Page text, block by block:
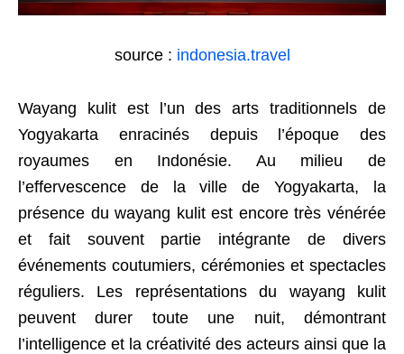
source : indonesia.travel
Wayang kulit est l’un des arts traditionnels de
Yogyakarta enracinés depuis l’époque des
royaumes en Indonésie. Au milieu de
l’effervescence de la ville de Yogyakarta, la
présence du wayang kulit est encore très vénérée
et fait souvent partie intégrante de divers
événements coutumiers, cérémonies et spectacles
réguliers. Les représentations du wayang kulit
peuvent durer toute une nuit, démontrant
l’intelligence et la créativité des acteurs ainsi que la